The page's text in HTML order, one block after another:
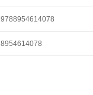
9788954614078
8954614078